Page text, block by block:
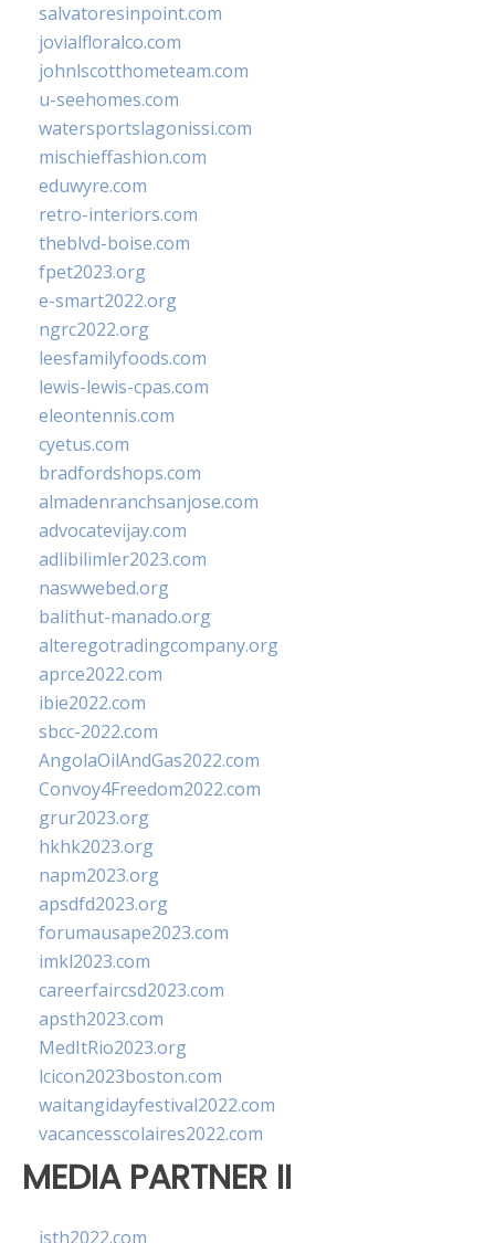
salvatoresinpoint.com
jovialfloralco.com
johnlscotthometeam.com
u-seehomes.com
watersportslagonissi.com
mischieffashion.com
eduwyre.com
retro-interiors.com
theblvd-boise.com
fpet2023.org
e-smart2022.org
ngrc2022.org
leesfamilyfoods.com
lewis-lewis-cpas.com
eleontennis.com
cyetus.com
bradfordshops.com
almadenranchsanjose.com
advocatevijay.com
adlibilimler2023.com
naswwebed.org
balithut-manado.org
alteregotradingcompany.org
aprce2022.com
ibie2022.com
sbcc-2022.com
AngolaOilAndGas2022.com
Convoy4Freedom2022.com
grur2023.org
hkhk2023.org
napm2023.org
apsdfd2023.org
forumausape2023.com
imkl2023.com
careerfaircsd2023.com
apsth2023.com
MedItRio2023.org
lcicon2023boston.com
waitangidayfestival2022.com
vacancesscolaires2022.com
MEDIA PARTNER II
isth2022.com